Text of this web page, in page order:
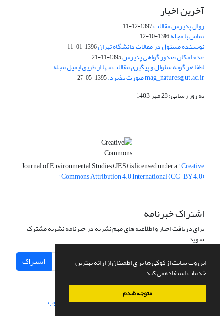
این وب سایت از کوکی ها برای اطمینان از ارائه بهترین
خدمات استفاده می کند.
متوجه شدم
آخرین اخبار
روال پذیرش مقالات1397-12-11
تماس با مجله1396-10-12
نویسنده مسئول در مقالات دانشگاه تهران1396-01-11
عدم امکان صدور گواهی پذیرش1395-11-21
لطفا هر گونه سئوال و پیگیری مقالات تنها از طریق ایمیل مجله
mag_natures@ut.ac.ir صورت پذیرد. 1395-05-27
به روز رسانی: 28 مهر 1403
Journal of Environmental Studies (JES) is licensed under a"Creative
Commons Attribution 4.0 International (CC-BY 4.0)"
اشتراک خبرنامه
برای دریافت اخبار و اطلاعیه های مهم نشریه در خبرنامه نشریه مشترک
شوید.
اشتراک
سامانه مدیریت نشریات علمی.طراحی و پیاده سازی از سیناوب